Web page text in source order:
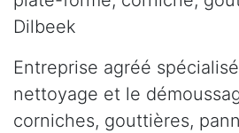
Dilbeek
Entreprise agréé
nettoyage et le
corniches, gouttières,